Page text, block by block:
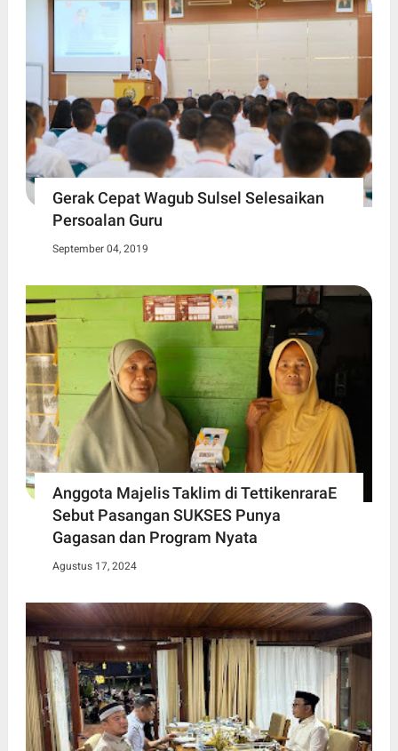
Gerak Cepat Wagub Sulsel Selesaikan
Persoalan Guru
September 04, 2019
Anggota Majelis Taklim di TettikenraraE
Sebut Pasangan SUKSES Punya
Gagasan dan Program Nyata
Agustus 17, 2024